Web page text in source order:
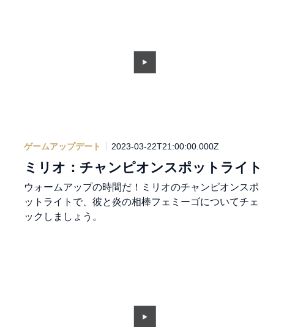
ゲームアップデート 2023-03-22T21:00:00.000Z
ミリオ：チャンピオンスポットライト
ウォームアップの時間だ！ミリオのチャンピオンスポ
ットライトで、彼と炎の相棒フェミーゴについてチェ
ックしましょう。